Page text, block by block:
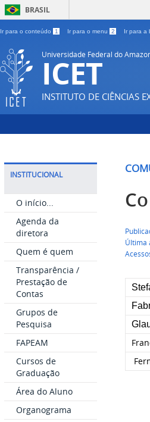
BRASIL
Ir para o conteúdo 1 Ir para o menu 2 Ir para a
Universidade Federal do
ICET
INSTITUTO DE CIÊNCIAS
INSTITUCIONAL
O início...
Agenda da
diretora
Quem é quem
Transparência /
Prestação de
Contas
Grupos de
Pesquisa
FAPEAM
Cursos de
Graduação
Área do Aluno
Organograma
Última